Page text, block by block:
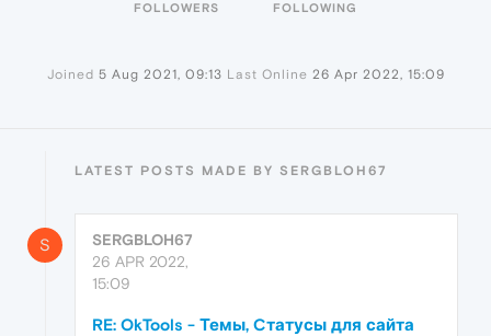
FOLLOWERS FOLLOWING
Joined 5 Aug 2021, 09:13 Last Online 26 Apr 2022, 15:09
LATEST POSTS MADE BY SERGBLOH67
S
SERGBLOH67
26 APR 2022,
15:09
RE: OkTools - Темы, Cтатусы для сайта